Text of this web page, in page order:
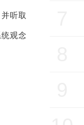
听取
观念